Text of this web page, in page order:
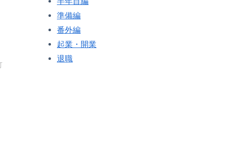
準備編
番外編
起業・開業
退職